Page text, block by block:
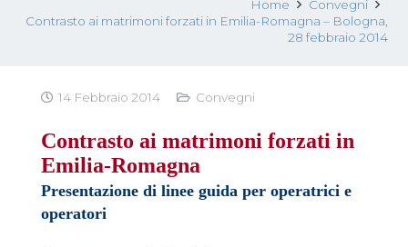
Home
Convegni
Contrasto ai matrimoni forzati in Emilia-Romagna – Bologna,
28 febbraio 2014
14 Febbraio 2014 Convegni
Contrasto ai matrimoni forzati in
Emilia-Romagna
Presentazione di linee guida per operatrici e
operatori